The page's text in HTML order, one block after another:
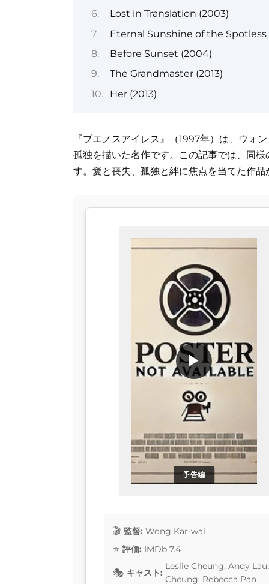
Lost in Translation (2003)
Eternal Sunshine of the
Before Sunset (2004)
The Grandmaster (2013)
Her (2013)
『ブエノスアイレス』（1997年）は、ウォ
孤独を描いた名作です。この記事では、同
す。愛と喪失、孤独と絆に焦点を当てた作
予告編
▶
監督: Wong Kar-wai
評価: IMDb 7.4
キャスト:
Leslie Cheung, Andy
Cheung, Rebecca Pan